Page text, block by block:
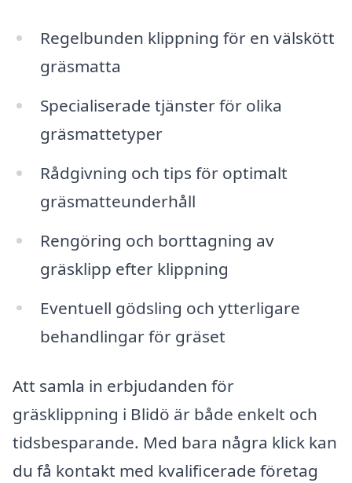
Regelbunden klippning för en välskött
gräsmatta
Specialiserade tjänster för olika
gräsmattetyper
Rådgivning och tips för optimalt
gräsmatteunderhåll
Rengöring och borttagning av
gräsklipp efter klippning
Eventuell gödsling och ytterligare
behandlingar för gräset
Att samla in erbjudanden för
gräsklippning i Blidö är både enkelt och
tidsbesparande. Med bara några klick kan
du få kontakt med kvalificerade företag